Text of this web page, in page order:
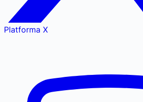
Platforma X